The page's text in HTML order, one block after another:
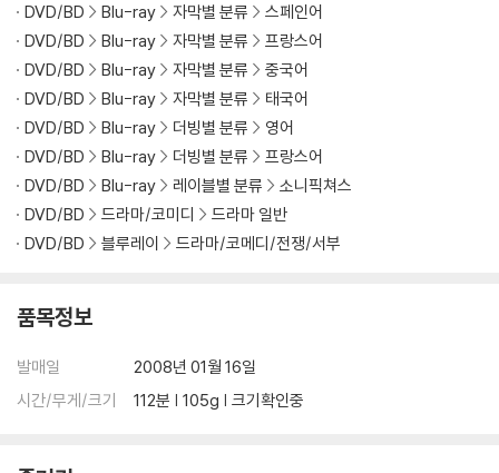
DVD/BD
Blu-ray 자막별 분류
스페인어
DVD/BD
Blu-ray 자막별 분류
프랑스어
DVD/BD
Blu-ray 자막별 분류
중국어
DVD/BD
Blu-ray 자막별 분류
태국어
DVD/BD
Blu-ray 더빙별 분류
영어
DVD/BD
Blu-ray 더빙별 분류
프랑스어
DVD/BD
Blu-ray 레이블별 분류
소니픽쳐스
DVD/BD
드라마/코미디
드라마 일반
DVD/BD
블루레이 드라마/코메디/전쟁/서부
품목정보
발매일
2008년 01월 16일
시간/무게/크기
112분 | 105g | 크기확인중